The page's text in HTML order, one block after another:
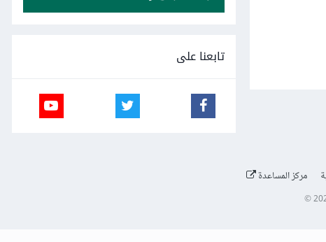
تابعنا على
مركز المساعدة
©